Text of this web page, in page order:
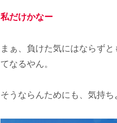
私だけかなー
まぁ、負けた気にはならず
てなるやん。
そうならんためにも、気持ち